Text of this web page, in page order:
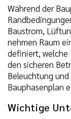
Während der
Baustrom,
nehmen Raum
definiert, welche
den sicheren
Beleuchtung
Bauphasenplan
Wichtige